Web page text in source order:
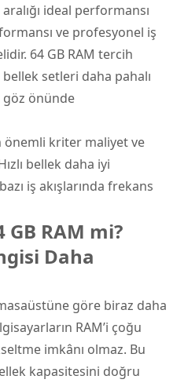
ideal performansı
ve profesyonel iş
64 GB RAM tercih
setleri daha pahalı
göz önünde
önemli kriter maliyet ve
bellek daha iyi
iş akışlarında frekans
GB RAM mi?
Daha
göre biraz daha
RAM’i çoğu
imkânı olmaz. Bu
kapasitesini doğru